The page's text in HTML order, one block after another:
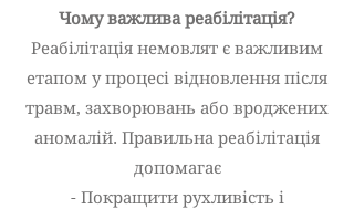
Чому важлива реабілітація?
Реабілітація немовлят є важливим
етапом у процесі відновлення після
травм, захворювань або вроджених
аномалій. Правильна реабілітація
допомагає
- Покращити рухливість і